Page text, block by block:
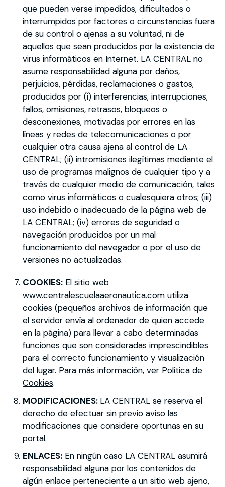
que pueden verse impedidos, dificultados o
interrumpidos por factores o circunstancias fuera
de su control o ajenas a su voluntad, ni de
aquellos que sean producidos por la existencia de
virus informáticos en Internet. LA CENTRAL no
asume responsabilidad alguna por daños,
perjuicios, pérdidas, reclamaciones o gastos,
producidos por (i) interferencias, interrupciones,
fallos, omisiones, retrasos, bloqueos o
desconexiones, motivadas por errores en las
líneas y redes de telecomunicaciones o por
cualquier otra causa ajena al control de LA
CENTRAL; (ii) intromisiones ilegítimas mediante el
uso de programas malignos de cualquier tipo y a
través de cualquier medio de comunicación, tales
como virus informáticos o cualesquiera otros; (iii)
uso indebido o inadecuado de la página web de
LA CENTRAL; (iv) errores de seguridad o
navegación producidos por un mal
funcionamiento del navegador o por el uso de
versiones no actualizadas.
COOKIES: El sitio web
www.centralescuelaaeronautica.com utiliza
cookies (pequeños archivos de información que
el servidor envía al ordenador de quien accede
en la página) para llevar a cabo determinadas
funciones que son consideradas imprescindibles
para el correcto funcionamiento y visualización
del lugar. Para más información, ver Política de
Cookies.
MODIFICACIONES: LA CENTRAL se reserva el
derecho de efectuar sin previo aviso las
modificaciones que considere oportunas en su
portal.
ENLACES: En ningún caso LA CENTRAL asumirá
responsabilidad alguna por los contenidos de
algún enlace perteneciente a un sitio web ajeno,